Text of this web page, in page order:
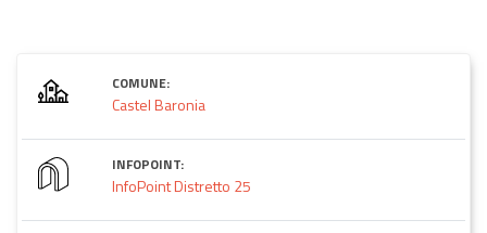
COMUNE:
Castel Baronia
INFOPOINT:
InfoPoint Distretto 25